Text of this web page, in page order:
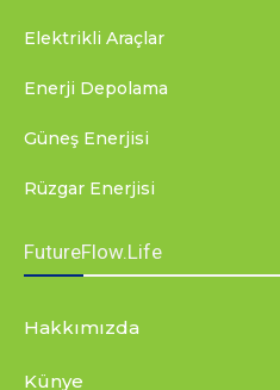
Elektrikli Araçlar
Enerji Depolama
Güneş Enerjisi
Rüzgar Enerjisi
FutureFlow.Life
Hakkımızda
Künye